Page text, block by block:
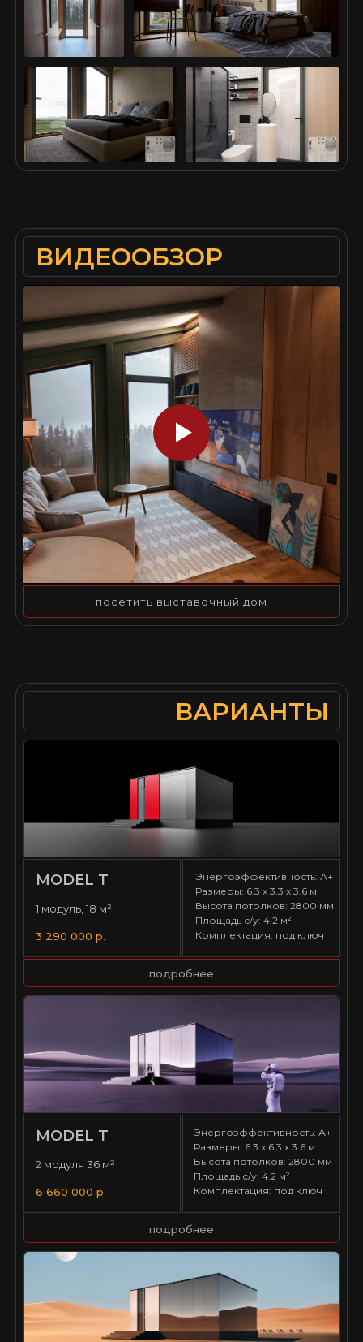
ВИДЕООБЗОР
посетить выставочный дом
ВАРИАНТЫ
1 модуль, 18 м²
MODEL T
3 290 000 р.
Энергоэффективность: А+
Размеры: 6.3 х 3.3 х 3.6 м
Высота потолков: 2800 мм
Площадь с/у: 4.2 м²
Комплектация: под ключ
подробнее
2 модуля 36 м²
MODEL T
6 660 000 р.
Энергоэффективность: А+
Размеры: 6.3 х 6.3 х 3.6 м
Высота потолков: 2800 мм
Площадь с/у: 4.2 м²
Комплектация: под ключ
подробнее